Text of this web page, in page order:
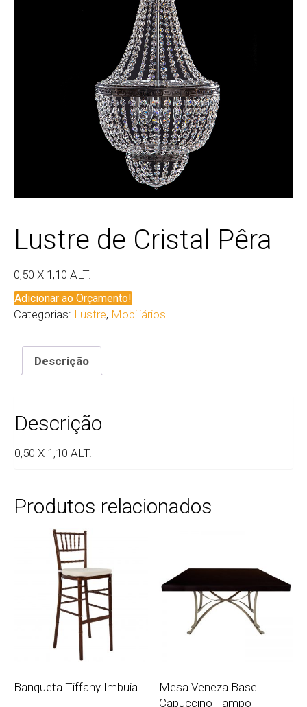
Lustre de Cristal Pêra
0,50 X 1,10 ALT.
Adicionar ao Orçamento!
Categorias: Lustre, Mobiliários
Descrição
Descrição
0,50 X 1,10 ALT.
Produtos relacionados
Banqueta Tiffany Imbuia
Mesa Veneza Base
Capuccino Tampo